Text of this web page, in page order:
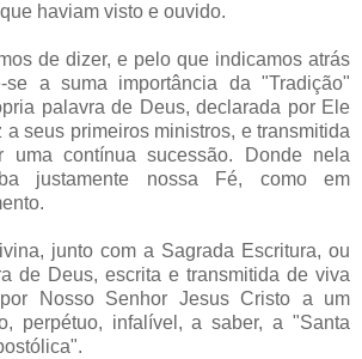
haviam visto e ouvido.
de dizer, e pelo que indicamos atrás
se a suma importância da "Tradição"
palavra de Deus, declarada por Ele
a seus primeiros ministros, e transmitida
uma contínua sucessão. Donde nela
justamente nossa Fé, como em
junto com a Sagrada Escritura, ou
de Deus, escrita e transmitida de viva
Nosso Senhor Jesus Cristo a um
perpétuo, infalível, a saber, a "Santa